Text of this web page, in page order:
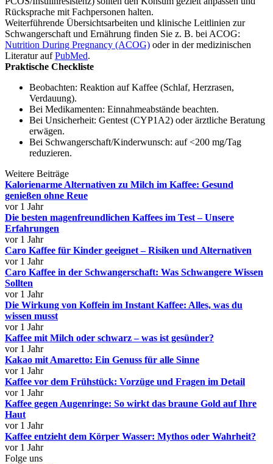
Rücksprache mit Fachpersonen halten.
Weiterführende Übersichtsarbeiten und klinische Leitlinien zur
Schwangerschaft und Ernährung finden Sie z. B. bei ACOG:
Nutrition During Pregnancy (ACOG) oder in der medizinischen
Literatur aufPubMed.
Praktische Checkliste
Beobachten: Reaktion auf Kaffee (Schlaf, Herzrasen,
Verdauung).
Bei Medikamenten: Einnahmeabstände beachten.
Bei Unsicherheit: Gentest (CYP1A2) oder ärztliche Beratung
erwägen.
Bei Schwangerschaft/Kinderwunsch: auf <200 mg/Tag
reduzieren.
Weitere Beiträge
Kalorienarme Alternativen zu Milch im Kaffee: Gesund
genießen ohne Reue
vor 1 Jahr
Die besten magenfreundlichen Kaffees im Test – Unsere
Erfahrungen
vor 1 Jahr
Caro Kaffee für Kinder geeignet – Risiken und Alternativen
vor 1 Jahr
Caro Kaffee in der Schwangerschaft: Was Schwangere Wissen
Sollten
vor 1 Jahr
Die Wirkung von Koffein im Instant Kaffee: Alles, was du
wissen musst
vor 1 Jahr
Kaffee mit Milch oder schwarz – was ist gesünder?
vor 1 Jahr
Kakao mit Amaretto: Ein Genuss für alle Sinne
vor 1 Jahr
Kaffee vor dem Frühstück: Vorzüge und Fragen im Detail
vor 1 Jahr
Kaffee gegen Augenringe: So wirkt das braune Gold auf Ihre
Haut
vor 1 Jahr
Kaffee entzieht dem Körper Wasser: Mythos oder Wahrheit?
vor 1 Jahr
Folge uns